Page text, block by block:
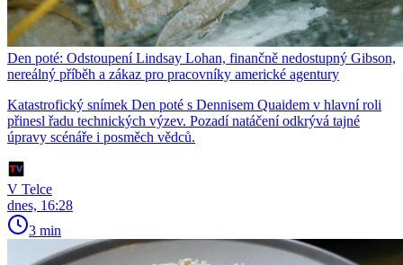
Den poté: Odstoupení Lindsay Lohan, finančně nedostupný Gibson,
nereálný příběh a zákaz pro pracovníky americké agentury
Katastrofický snímek Den poté s Dennisem Quaidem v hlavní roli
přinesl řadu technických výzev. Pozadí natáčení odkrývá tajné
úpravy scénáře i posměch vědců.
V Telce
dnes, 16:28
3 min